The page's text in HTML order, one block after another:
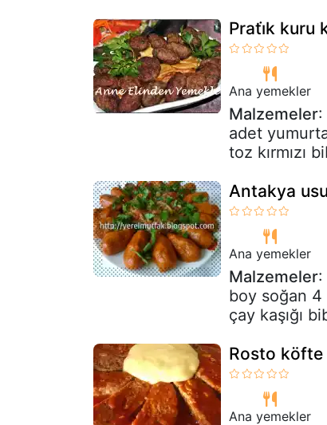
Prati̇k kuru
Ana yemekler
Malzemeler:
adet
toz kırmızı
Antakya
Ana yemekler
Malzemeler:
boy soğan 4
çay kaşığı
Rosto köfte
Ana yemekler